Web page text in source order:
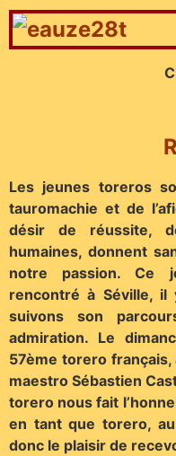
Les jeunes toreros
tauromachie et de
désir de réussite,
humaines, donnent
notre passion. Ce
rencontré à Séville,
suivons son
admiration. Le
57ème torero
maestro Sébastien
torero nous fait
en tant que torero,
donc le plaisir de